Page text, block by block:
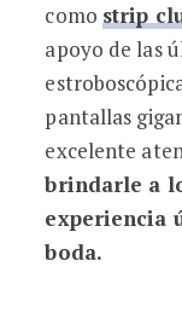
como strip
apoyo de las
pantallas
excelente
brindarle a
experiencia
boda.